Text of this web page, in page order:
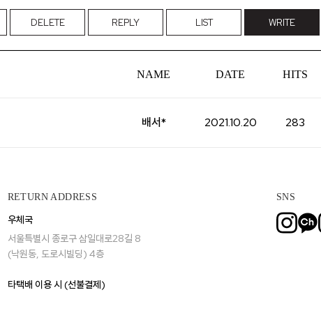
DELETE REPLY LIST WRITE
NAME DATE HITS
배서* 2021.10.20 283
RETURN ADDRESS
우체국
서울특별시 종로구 삼일대로28길 8
(낙원동, 도로시빌딩) 4층
타택배 이용 시 (선불결제)
SNS